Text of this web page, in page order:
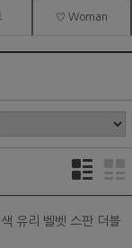
♡ Woman
유리 벨벳 스판 더블